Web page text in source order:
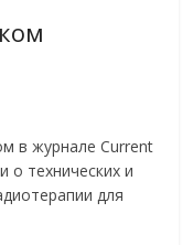
в журнале Current
о технических и
для